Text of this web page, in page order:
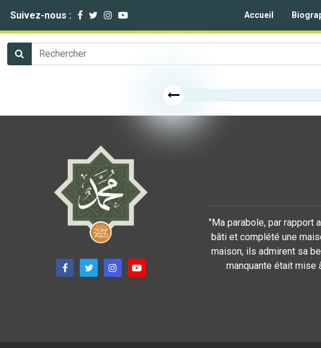
Suivez-nous : Accueil
"Ma parabole, par rapport
bâti et complété une
maison, ils admirent sa
manquante était mise